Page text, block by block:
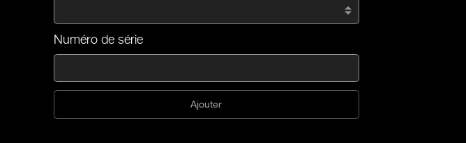
Numéro de série
Ajouter